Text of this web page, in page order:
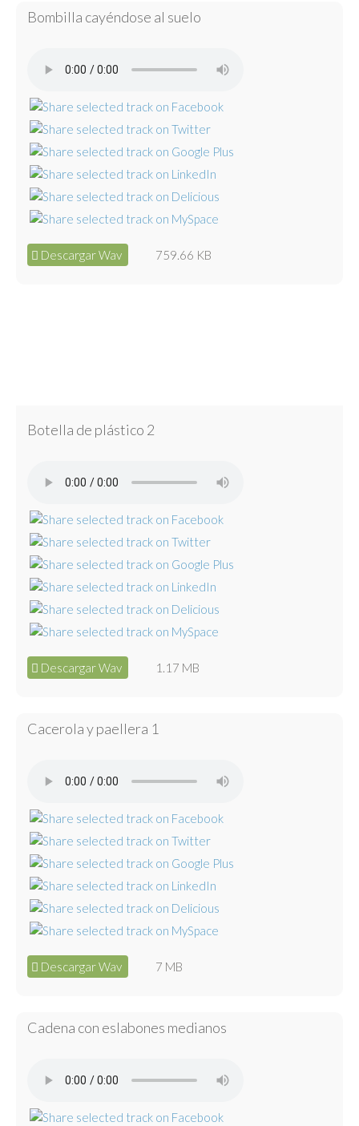
Bombilla cayéndose al suelo
Descargar Wav 759.66 KB
Botella de plástico 2
Descargar Wav 1.17 MB
Cacerola y paellera 1
Descargar Wav 7 MB
Cadena con eslabones medianos